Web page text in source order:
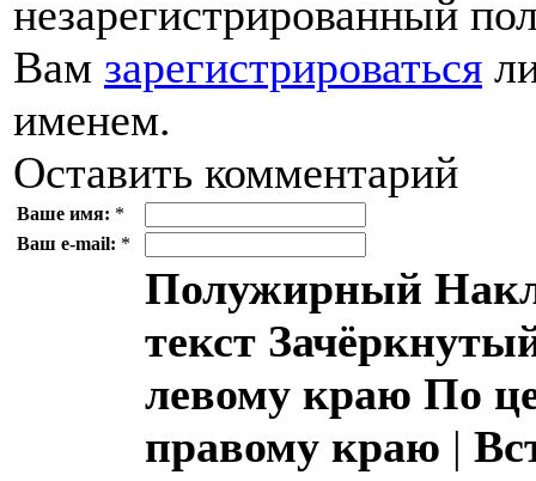
незарегистрированный
Вам зарегистрироваться
именем.
Оставить комментарий
Ваше имя: *
Ваш e-mail: *
Полужирный
текст
левому краю По
правому краю |